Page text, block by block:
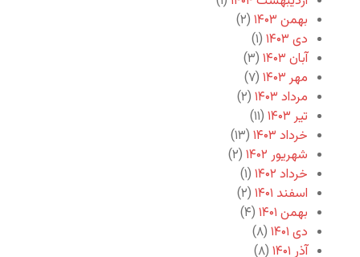
بهمن ۱۴۰۳
(۲)
دی ۱۴۰۳
(۱)
آبان ۱۴۰۳
(۳)
مهر ۱۴۰۳
(۷)
مرداد ۱۴۰۳
(۲)
تیر ۱۴۰۳
(۱۱)
خرداد ۱۴۰۳
(۱۳)
شهریور ۱۴۰۲
(۲)
خرداد ۱۴۰۲
(۱)
اسفند ۱۴۰۱
(۲)
بهمن ۱۴۰۱
(۴)
دی ۱۴۰۱
(۸)
آذر ۱۴۰۱
(۸)